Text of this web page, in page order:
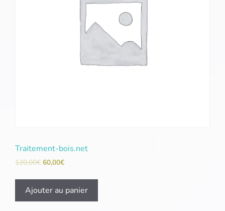
Traitement-bois.net
120,00€ 60,00€
Ajouter au panier